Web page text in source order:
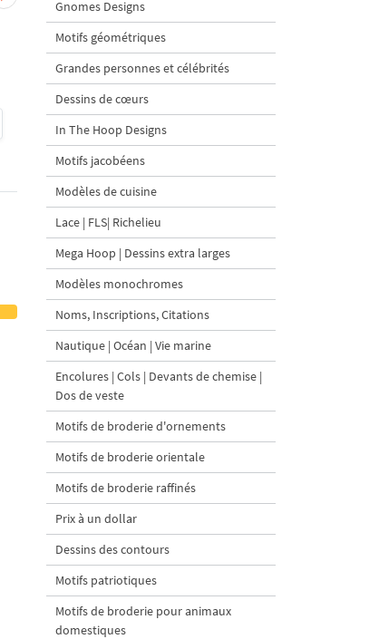
– broderie machine, 4
tailles
$4 | Acheter
Gnomes Designs
Motifs géométriques
Grandes personnes et célébrités
Dessins de cœurs
In The Hoop Designs
Motifs jacobéens
Modèles de cuisine
Lace | FLS| Richelieu
Mega Hoop | Dessins extra larges
Modèles monochromes
Noms, Inscriptions, Citations
Nautique | Océan | Vie marine
Encolures | Cols | Devants de chemise |
Dos de veste
Motifs de broderie d'ornements
Motifs de broderie orientale
Motifs de broderie raffinés
Prix à un dollar
Dessins des contours
Motifs patriotiques
Motifs de broderie pour animaux
domestiques